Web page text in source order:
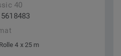
40
Rolle 4 x 25 m